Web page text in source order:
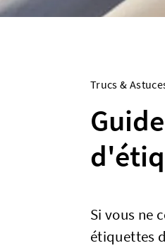
Trucs &
Si vous ne
étiquettes